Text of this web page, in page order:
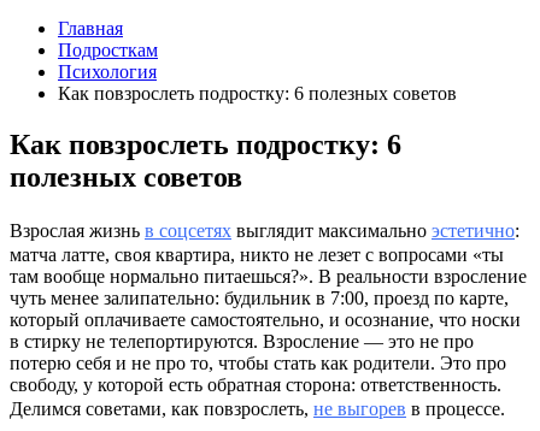
Главная
Подросткам
Психология
Как повзрослеть подростку: 6 полезных советов
Как повзрослеть подростку: 6
полезных советов
Взрослая жизнь в соцсетях выглядит максимально эстетично:
матча латте, своя квартира, никто не лезет с вопросами «ты
там вообще нормально питаешься?». В реальности взросление
чуть менее залипательно: будильник в 7:00, проезд по карте,
который оплачиваете самостоятельно, и осознание, что носки
в стирку не телепортируются. Взросление — это не про
потерю себя и не про то, чтобы стать как родители. Это про
свободу, у которой есть обратная сторона: ответственность.
Делимся советами, как повзрослеть, не выгорев в процессе.